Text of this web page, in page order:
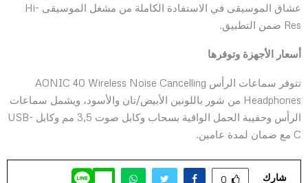
عشاق الموسيقى في الاستفادة الكاملة من مشغل الموسيقى Hi-
Res ضمن التطبيق.
أسعار الأجهزة وتوفرها
تتوفر سماعات الرأس AONIC 40 Wireless Noise Cancelling
Headphones من شور باللونين الأبيض/تان والأسود، ويشمل سماعات
الرأس وحقيبة الحمل الواقية بسحاب وكابل صوت 3,5 مم وكابل USB-
C مع ضمان لمدة عامين.
شارك 0